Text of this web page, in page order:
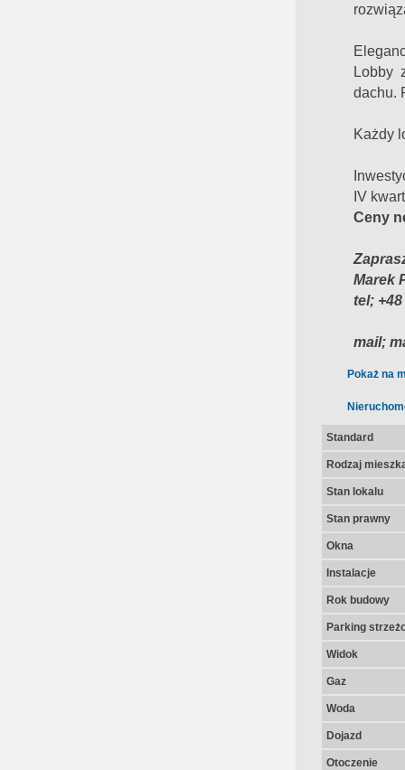
Lobby
dachu.
Każdy
IV
Ceny
mail;
Pokaż na
Standard
Rodzaj
Stan lokalu
Stan prawny
Okna
Instalacje
Rok budowy
Parking
Widok
Gaz
Woda
Dojazd
Otoczenie